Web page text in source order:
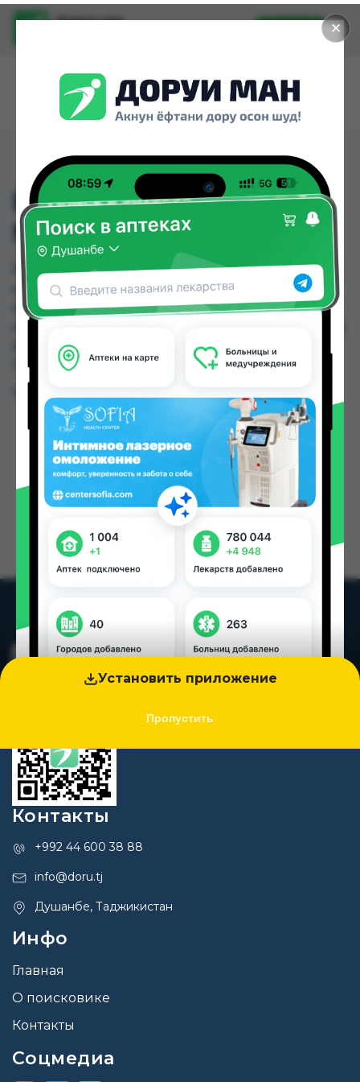
✕
Установить приложение
Пропустить
Доруи ман
Установить
ВИТАСПЕЙ ПРЕГНА ТБ
№30
ВИТАСПЕЙ ПРЕГНА ТБ №30 можно купить или
заказать в аптеках, Абубакри Карим, Авиценна,
АЗИЗ ВАКО , Алишер-К, Аптека + 24/7, Аптека
69.00 TJS в Душанбе и других городах
Таджикистана
Контакты
+992 44 600 38 88
info@doru.tj
Душанбе, Таджикистан
Инфо
Главная
О поисковике
Контакты
Соцмедиа